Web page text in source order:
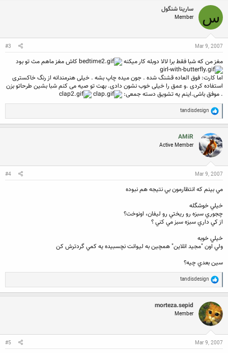
س سارینا شنگول
Member
Mar 9, 2007
#3
مغز من که شبا فقط برا لالا دوبله کار میکنه
کاش مغز ماهم مث تو بود
اما کارت: فوق العاده قشنگ شده . جون میده چاپ بشه . خیلی هنرمندانه از رنگ خاکستری
استفاده کردی .و عمق را خیلی خوب نشون دادی. بهت تو صیه می کنم شبا بشین طرحاتو بزن
. موفق باشی.اینم یه تشویق دسته جمعی:
R
e
a
c
t
i
o
n
:
tandisdesign
AMiR
Active Member
Mar 9, 2007
#4
مي بينم كه انتظارمون بي نتيجه هم نبوده
خيلي خوشگله
چجوري سبزه رو ريختي رو ليفان، اونوخت؟
از كي داري سبزه سبز مي كني ؟
خيلي خوبه
ولي اون "‌مجيد انلاين" همچين به ليوانت نچسبيده يه كمي گردترش كن
سين بعدي چيه؟
R
e
a
c
t
i
o
n
:
tandisdesign
morteza.sepid
Member
Mar 9, 2007
#5